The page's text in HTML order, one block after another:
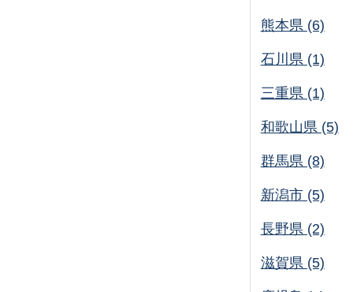
熊本県 (6)
石川県 (1)
三重県 (1)
和歌山県 (5)
群馬県 (8)
新潟市 (5)
長野県 (2)
滋賀県 (5)